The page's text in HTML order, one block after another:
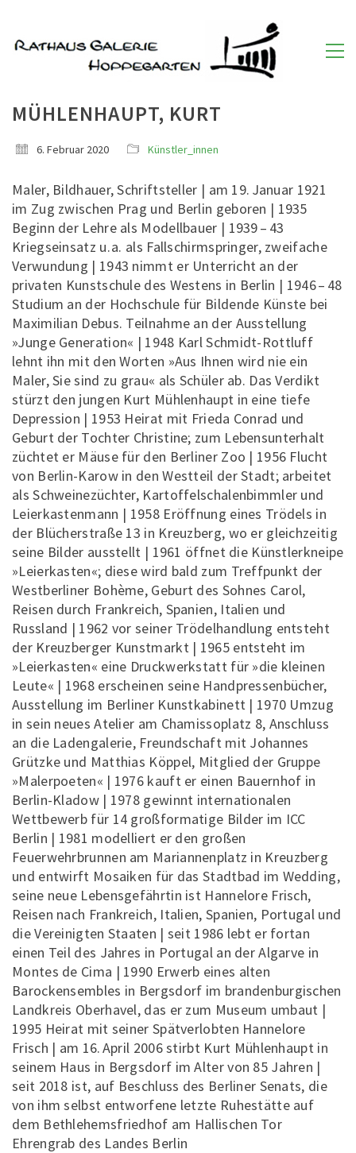
MÜHLENHAUPT, KURT
6. Februar 2020 Künstler_innen
Maler, Bildhauer, Schriftsteller | am 19. Januar 1921
im Zug zwischen Prag und Berlin geboren | 1935
Beginn der Lehre als Modellbauer | 1939 – 43
Kriegseinsatz u. a. als Fallschirmspringer, zweifache
Verwundung | 1943 nimmt er Unterricht an der
privaten Kunstschule des Westens in Berlin | 1946 – 48
Studium an der Hochschule für Bildende Künste bei
Maximilian Debus. Teilnahme an der Ausstellung
»Junge Generation« | 1948 Karl Schmidt-Rottluff
lehnt ihn mit den Worten »Aus Ihnen wird nie ein
Maler, Sie sind zu grau« als Schüler ab. Das Verdikt
stürzt den jungen Kurt Mühlenhaupt in eine tiefe
Depression | 1953 Heirat mit Frieda Conrad und
Geburt der Tochter Christine; zum Lebensunterhalt
züchtet er Mäuse für den Berliner Zoo | 1956 Flucht
von Berlin-Karow in den Westteil der Stadt; arbeitet
als Schweinezüchter, Kartoffelschalenbimmler und
Leierkastenmann | 1958 Eröffnung eines Trödels in
der Blücherstraße 13 in Kreuzberg, wo er gleichzeitig
seine Bilder ausstellt | 1961 öffnet die Künstlerkneipe
»Leierkasten«; diese wird bald zum Treffpunkt der
Westberliner Bohème, Geburt des Sohnes Carol,
Reisen durch Frankreich, Spanien, Italien und
Russland | 1962 vor seiner Trödelhandlung entsteht
der Kreuzberger Kunstmarkt | 1965 entsteht im
»Leierkasten« eine Druckwerkstatt für »die kleinen
Leute« | 1968 erscheinen seine Handpressenbücher,
Ausstellung im Berliner Kunstkabinett | 1970 Umzug
in sein neues Atelier am Chamissoplatz 8, Anschluss
an die Ladengalerie, Freundschaft mit Johannes
Grützke und Matthias Köppel, Mitglied der Gruppe
»Malerpoeten« | 1976 kauft er einen Bauernhof in
Berlin-Kladow | 1978 gewinnt internationalen
Wettbewerb für 14 großformatige Bilder im ICC
Berlin | 1981 modelliert er den großen
Feuerwehrbrunnen am Mariannenplatz in Kreuzberg
und entwirft Mosaiken für das Stadtbad im Wedding,
seine neue Lebensgefährtin ist Hannelore Frisch,
Reisen nach Frankreich, Italien, Spanien, Portugal und
die Vereinigten Staaten | seit 1986 lebt er fortan
einen Teil des Jahres in Portugal an der Algarve in
Montes de Cima | 1990 Erwerb eines alten
Barockensembles in Bergsdorf im brandenburgischen
Landkreis Oberhavel, das er zum Museum umbaut |
1995 Heirat mit seiner Spätverlobten Hannelore
Frisch | am 16. April 2006 stirbt Kurt Mühlenhaupt in
seinem Haus in Bergsdorf im Alter von 85 Jahren |
seit 2018 ist, auf Beschluss des Berliner Senats, die
von ihm selbst entworfene letzte Ruhestätte auf
dem Bethlehemsfriedhof am Hallischen Tor
Ehrengrab des Landes Berlin